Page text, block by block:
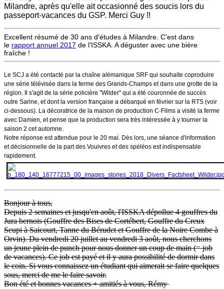
Milandre, après qu'elle ait occasionné des soucis lors du
passeport-vacances du GSP. Merci Guy !!
Excellent résumé de 30 ans d'études à Milandre. C'est dans
le rapport annuel 2017 de l'ISSKA. A déguster avec une bière
fraîche !
Le SCJ a été contacté par la chaîne alémanique SRF qui souhaite coproduire
une série télévisée dans la ferme des Grands-Champs et dans une grotte de la
région. Il s'agit de la série policière "Wilder" qui a été couronnée de succès
outre Sarine, et dont la version française a débarqué en février sur la RTS (voir
ci-dessous). La décoratrice de la maison de production C-Films a visité la ferme
avec Damien, et pense que la production sera très intéressée à y tourner la
saison 2 cet automne.
Notre réponse est attendue pour le 20 mai. Dès lors, une séance d'information
et décisionnelle de la part des Vouivres et des spéléos est indispensable
rapidement.
Bonjour à tous,
Depuis 2 semaines et jusqu'en août, l'ISSKA dépollue 4 gouffres du
Jura bernois (Gouffre des Bises de Cortébert, Gouffre du Creux
Seupi à Saicourt, Tanne du Bérudet et Gouffre de la Noire Combe à
Orvin). Du vendredi 20 juillet au vendredi 3 août, nous cherchons
un jeune plein de punch pour nous donner un coup de main (= job
de vacances). Ce job est payé et il y aura possibilité de dormir dans
le coin. Si vous connaissez un étudiant qui aimerait se faire quelques
sous, merci de me le faire savoir.
Bon été et bonnes vacances + amitiés à vous, Rémy